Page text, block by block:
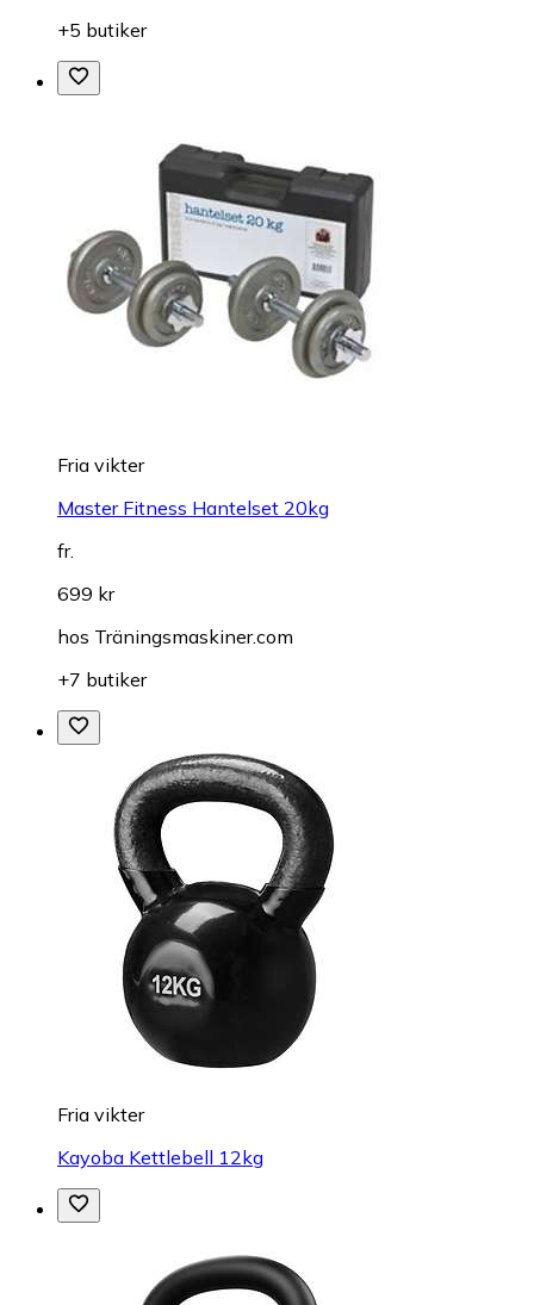
+5 butiker
Fria vikter
Master Fitness Hantelset 20kg
fr.
699 kr
hos Träningsmaskiner.com
+7 butiker
Fria vikter
Kayoba Kettlebell 12kg